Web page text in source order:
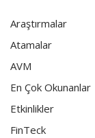
Araştırmalar
Atamalar
AVM
En Çok Okunanlar
Etkinlikler
FinTeck